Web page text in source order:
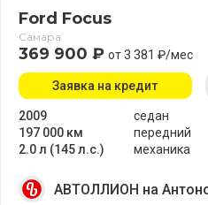
Ford Focus
Самара
369 900 ₽ от 3 381 ₽/мес
2009
197 000 км
2.0 л (145 л.с.)
седан
передний
механика
Заявка на кредит
АВТОЛЛИОН на